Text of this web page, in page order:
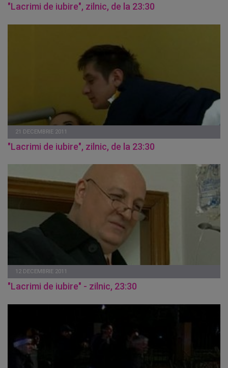
"Lacrimi de iubire", zilnic, de la 23:30
21 DECEMBRIE 2011
"Lacrimi de iubire", zilnic, de la 23:30
12 DECEMBRIE 2011
"Lacrimi de iubire" - zilnic, 23:30